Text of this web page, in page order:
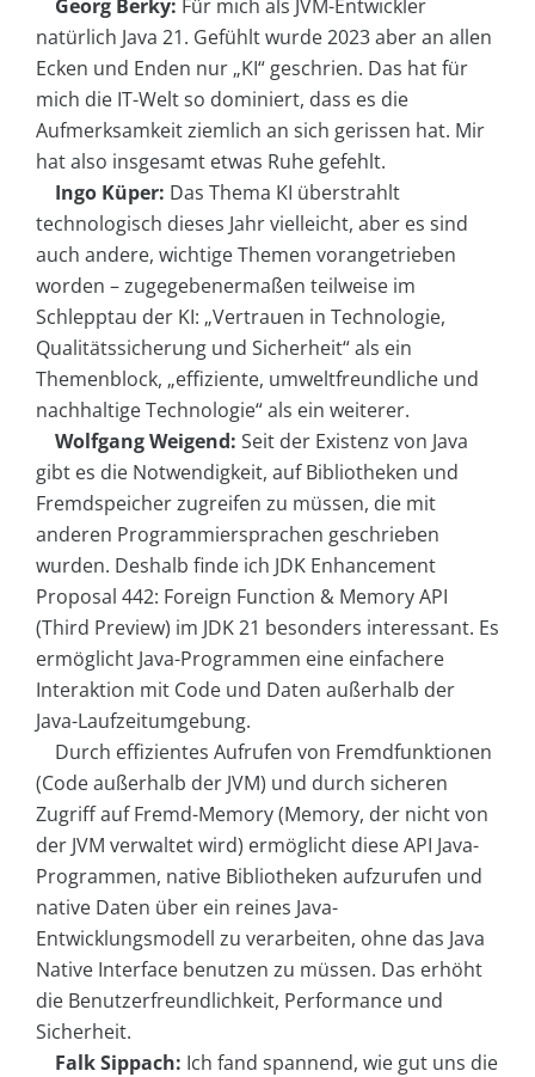
Georg Berky: Für mich als JVM-Entwickler
natürlich Java 21. Gefühlt wurde 2023 aber an allen
Ecken und Enden nur „KI“ geschrien. Das hat für
mich die IT-Welt so dominiert, dass es die
Aufmerksamkeit ziemlich an sich gerissen hat. Mir
hat also insgesamt etwas Ruhe gefehlt.
Ingo Küper: Das Thema KI überstrahlt
technologisch dieses Jahr vielleicht, aber es sind
auch andere, wichtige Themen vorangetrieben
worden – zugegebenermaßen teilweise im
Schlepptau der KI: „Vertrauen in Technologie,
Qualitätssicherung und Sicherheit“ als ein
Themenblock, „effiziente, umweltfreundliche und
nachhaltige Technologie“ als ein weiterer.
Wolfgang Weigend: Seit der Existenz von Java
gibt es die Notwendigkeit, auf Bibliotheken und
Fremdspeicher zugreifen zu müssen, die mit
anderen Programmiersprachen geschrieben
wurden. Deshalb finde ich JDK Enhancement
Proposal 442: Foreign Function & Memory API
(Third Preview) im JDK 21 besonders interessant. Es
ermöglicht Java-Programmen eine einfachere
Interaktion mit Code und Daten außerhalb der
Java-Laufzeitumgebung.
Durch effizientes Aufrufen von Fremdfunktionen
(Code außerhalb der JVM) und durch sicheren
Zugriff auf Fremd-Memory (Memory, der nicht von
der JVM verwaltet wird) ermöglicht diese API Java-
Programmen, native Bibliotheken aufzurufen und
native Daten über ein reines Java-
Entwicklungsmodell zu verarbeiten, ohne das Java
Native Interface benutzen zu müssen. Das erhöht
die Benutzerfreundlichkeit, Performance und
Sicherheit.
Falk Sippach: Ich fand spannend, wie gut uns die